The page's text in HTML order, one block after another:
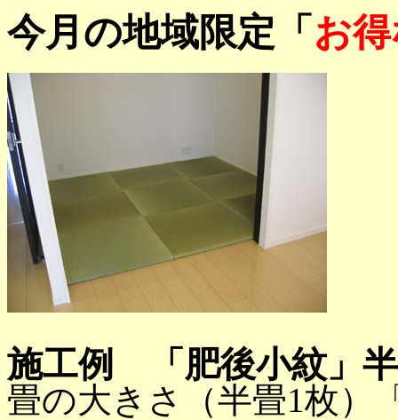
今月の地域限定「 お
施工例 「肥後小紋」
畳の大きさ（半畳1枚）